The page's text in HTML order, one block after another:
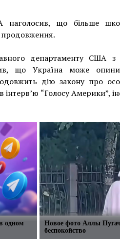
наголосив, що більше
продовження.
департаменту США з
що Україна може
дію закону про
інтерв’ю “Голосу Америки”,
одном
Новое фото Аллы
беспокойство